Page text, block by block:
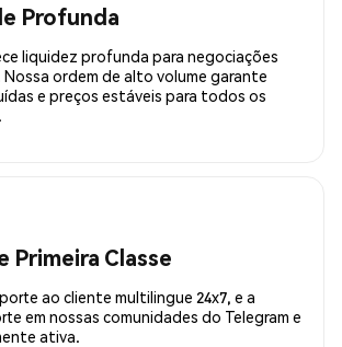
Profunda
liquidez profunda para negociações
ordem de alto volume garante
e preços estáveis para todos os
Primeira Classe
ao cliente multilingue 24x7, e a
em nossas comunidades do Telegram e
ativa.